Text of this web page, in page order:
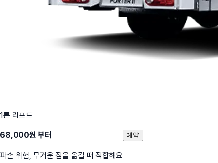
1톤 리프트
68,000원 부터
파손 위험, 무거운 짐을 옮길 때 적합해요
예약